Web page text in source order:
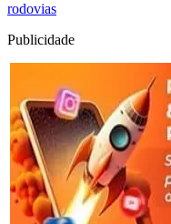
rodovias
Publicidade